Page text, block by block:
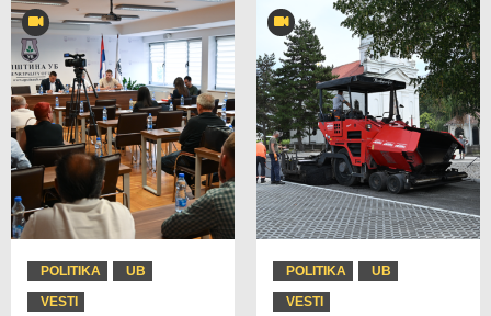
POLITIKA
UB
VESTI
POLITIKA
UB
VESTI